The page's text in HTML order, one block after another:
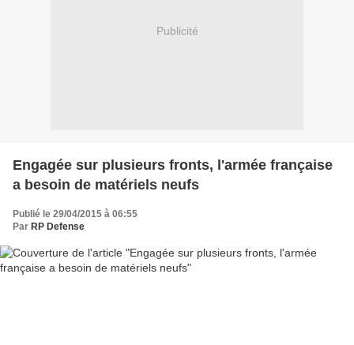
Publicité
Engagée sur plusieurs fronts, l'armée française
a besoin de matériels neufs
Publié le 29/04/2015 à 06:55
Par RP Defense